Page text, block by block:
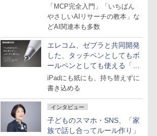
「MCP完全入門」「いちばん
やさしいAIリサーチの教本」な
どAI関連本も多数
エレコム、ゼブラと共同開発
した、タッチペンとしてもボ
ールペンとしても使える「ス
タイラスツーウェイ」発売
iPadにも紙にも、持ち替えずに
書き込める
インタビュー
子どものスマホ・SNS、「家
族で話し合ってルール作り」